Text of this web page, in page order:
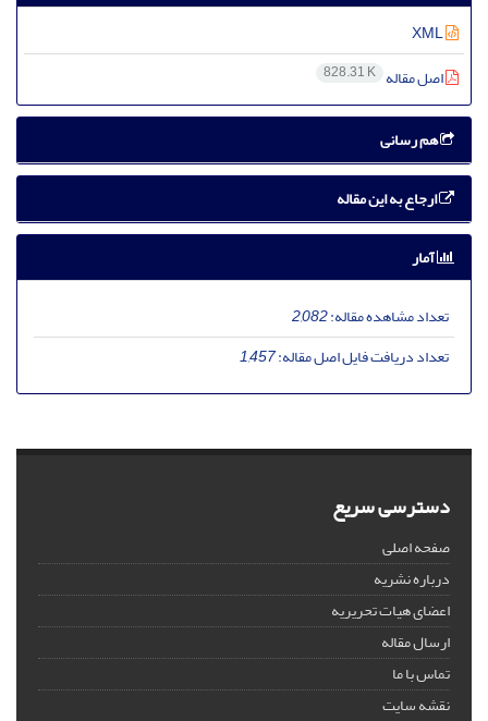
اصل مقاله 828.31 K
هم رسانی
ارجاع به این مقاله
آمار
تعداد مشاهده مقاله:2,082
تعداد دریافت فایل اصل مقاله:1,457
دسترسی سریع
صفحه اصلی
درباره نشریه
اعضای هیات تحریریه
ارسال مقاله
تماس با ما
نقشه سایت